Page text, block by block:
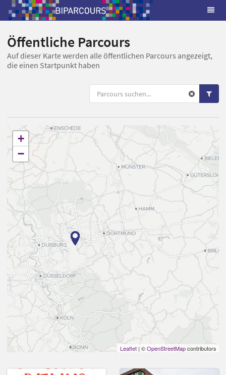
Öffentliche Parcours
Auf dieser Karte werden alle öffentlichen Parcours angezeigt,
die einen Startpunkt haben
+
−
Leaflet | ©OpenStreetMapcontributors